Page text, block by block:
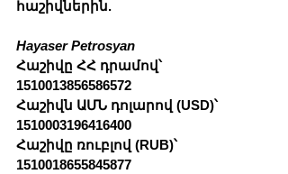
հաշիվներին.
Hayaser Petrosyan
Հաշիվը ՀՀ դրամով՝
1510013856586572
Հաշիվն ԱՄՆ դոլարով (USD)՝
1510003196416400
Հաշիվը ռուբլով (RUB)՝
1510018655845877